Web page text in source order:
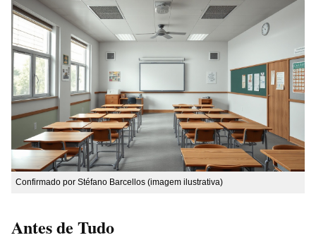
Confirmado por Stéfano Barcellos (imagem ilustrativa)
Antes de Tudo